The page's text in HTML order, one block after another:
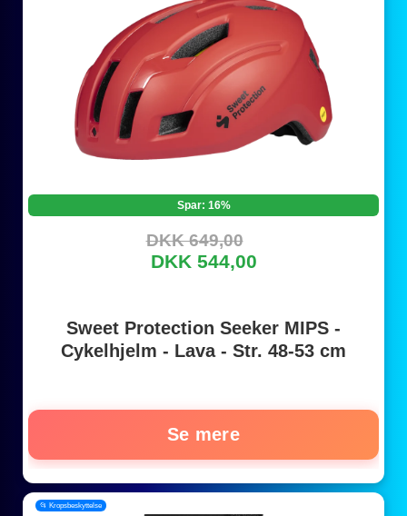
Spar: 16%
DKK 649,00
DKK 544,00
Sweet Protection Seeker MIPS -
Cykelhjelm - Lava - Str. 48-53 cm
Se mere
📂 Kropsbeskyttelse